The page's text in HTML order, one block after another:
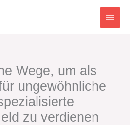
Wege, um als
ungewöhnliche
zu verdienen